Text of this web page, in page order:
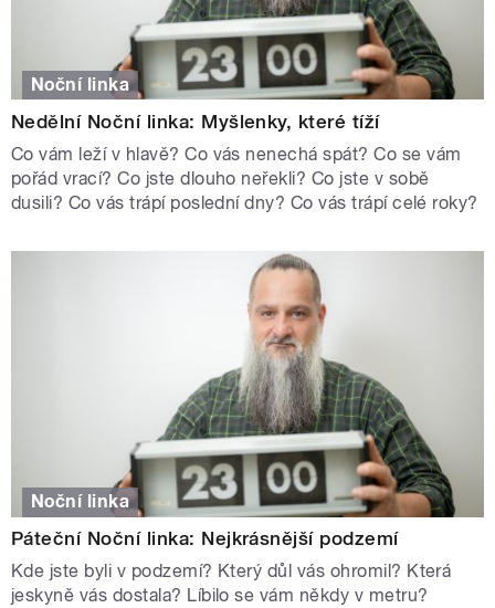
Noční linka
Nedělní Noční linka: Myšlenky, které tíží
Co vám leží v hlavě? Co vás nenechá spát? Co se vám
pořád vrací? Co jste dlouho neřekli? Co jste v sobě
dusili? Co vás trápí poslední dny? Co vás trápí celé roky?
Noční linka
Páteční Noční linka: Nejkrásnější podzemí
Kde jste byli v podzemí? Který důl vás ohromil? Která
jeskyně vás dostala? Líbilo se vám někdy v metru?